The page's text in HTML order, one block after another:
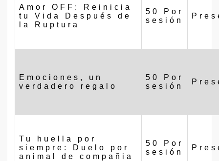
Amor OFF: Reinicia
tu Vida Después de
la Ruptura
50 Por
sesión
Emociones, un
verdadero regalo
50 Por
sesión
Tu huella por
siempre: Duelo por
animal de compañia
50 Por
sesión